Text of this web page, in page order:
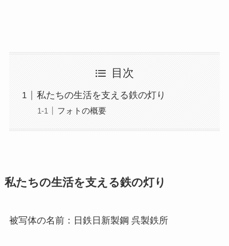
目次
私たちの生活を支える鉄の灯り
フォトの概要
私たちの生活を支える鉄の灯り
被写体の名前：日鉄日新製鋼 呉製鉄所